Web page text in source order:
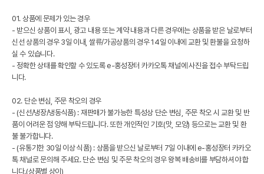
01. 상품에 문제가 있는 경우
- 받으신 상품이 표시, 광고 내용 또는 계약 내용과 다른 경우에는 상품을 받은 날로부터
신선 상품의 경우 3일 이내, 쌀류/가공상품의 경우 14일 이내에 교환 및 환불을 요청하
실 수 있습니다.
- 정확한 상태를 확인할 수 있도록 e-홍성장터 카카오톡 채널에 사진을 접수 부탁드립
니다.
02. 단순 변심, 주문 착오의 경우
- (신선/냉장/냉동식품) : 재판매가 불가능한 특성상 단순 변심, 주문 착오 시 교환 및 반
품이 어려운 점 양해 부탁드립니다. 또한 개인적인 기호(맛, 모양) 등으로는 교환 및 환
불 불가합니다.
- (유통기한 30일 이상 식품) : 상품을 받으신 날로부터 7일 이내에 e-홍성장터 카카오
톡 채널로 문의해 주세요. 단순 변심 및 주문 착오의 경우 왕복 배송비를 부담하셔야 합
니다.(상품별 상이)